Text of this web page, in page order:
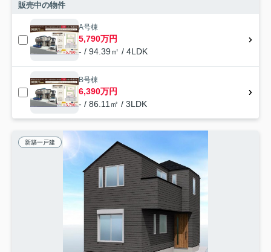
販売中の物件
A号棟
5,790万円
- / 94.39㎡ / 4LDK
B号棟
6,390万円
- / 86.11㎡ / 3LDK
新築一戸建